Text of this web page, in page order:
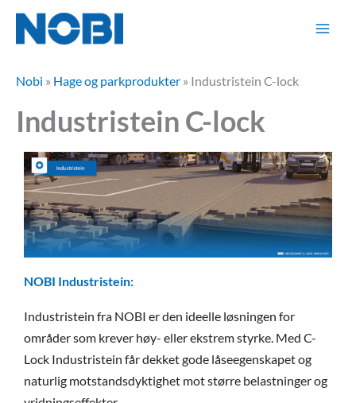
Hopp
innholdet
Nobi » Hage og parkprodukter » Industristein C-lock
Industristein C-lock
NOBI Industristein:
Industristein fra NOBI er den ideelle løsningen for
områder som krever høy- eller ekstrem styrke. Med C-
Lock Industristein får dekket gode låseegenskapet og
naturlig motstandsdyktighet mot større belastninger og